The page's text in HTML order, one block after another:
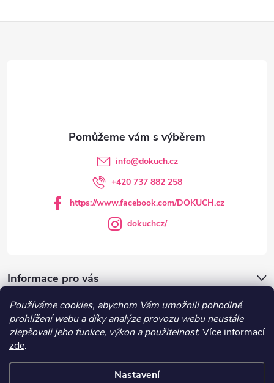
Používáme cookies, abychom Vám umožnili pohodlné
prohlížení webu a díky analýze provozu webu neustále
zlepšovali jeho funkce, výkon a použitelnost. Více informací
zde.
Nastavení
Informace pro vás
DOKUCH.cz
info@dokuch.cz
+420 737 882 258
https://www.facebook.com/DOKUCH.cz
dokuchcz/
Recepty